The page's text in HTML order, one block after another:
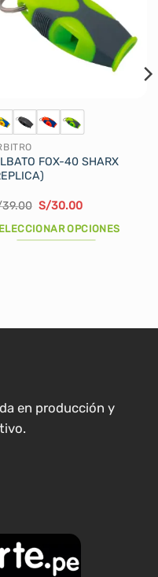
FOX-40 SHARX
39.00 El
original
era:
S/30.00El
actual
es:
OPCIONES
en producción y